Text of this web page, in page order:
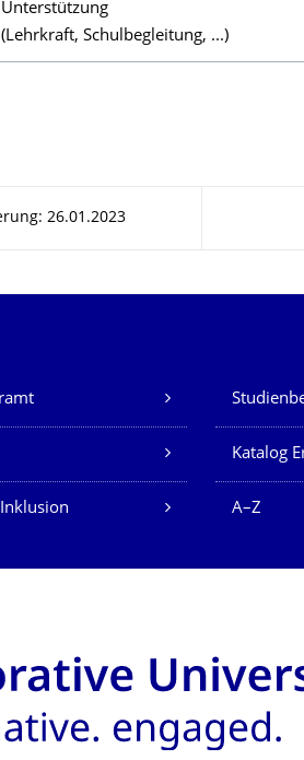
Unterstützung
(Lehrkraft, Schulbegleitung, ...)
26.01.2023
Katalog
A–Z